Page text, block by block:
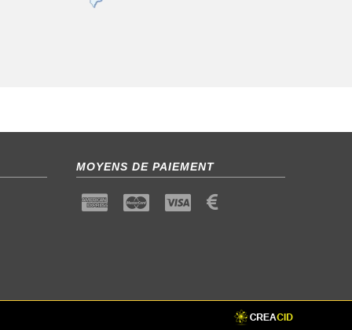
MOYENS DE PAIEMENT